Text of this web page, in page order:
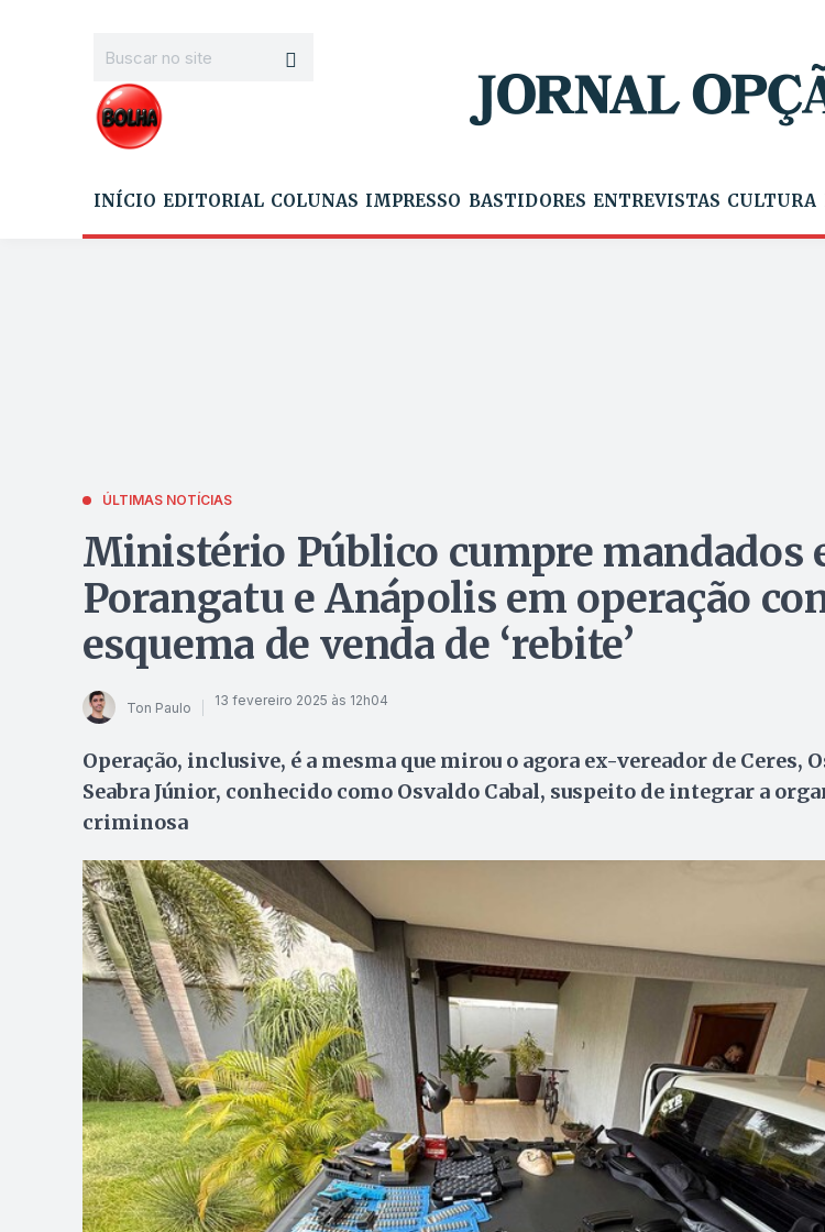
INÍCIO EDITORIAL COLUNAS IMPRESSO BASTIDORES ENTREVISTAS CULTURA
ÚLTIMAS NOTÍCIAS
Ministério Público cumpre mandados
Porangatu e Anápolis em operação
esquema de venda de ‘rebite’
Ton Paulo 13 fevereiro 2025 às 12h04
Operação, inclusive, é a mesma que mirou o agora ex-vereador de Ceres,
Seabra Júnior, conhecido como Osvaldo Cabal, suspeito de integrar a
criminosa